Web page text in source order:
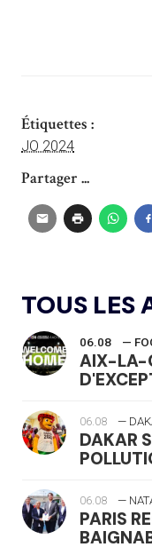
Étiquettes :
JO 2024
Partager ...
TOUS LES
06.08 —
AIX-LA-
06.08 —
DAKAR
06.08 —
PARIS